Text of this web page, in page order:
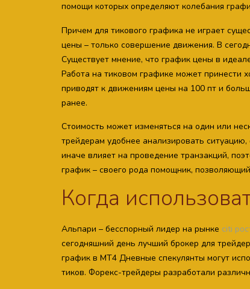
помощи которых определяют колебания
Причем для тикового графика не играет
цены – только совершение движения. В
Существует мнение, что график цены в
Работа на тиковом графике может принести
приводят к движениям цены на 100 пт и
ранее.
Стоимость может изменяться на один или
трейдерам удобнее анализировать
иначе влияет на проведение транзакций,
график – своего рода помощник,
Когда
Альпари – бесспорный лидер на рынке citi
сегодняшний день лучший брокер для
график в МТ4 Дневные спекулянты могут
тиков. Форекс-трейдеры разработали